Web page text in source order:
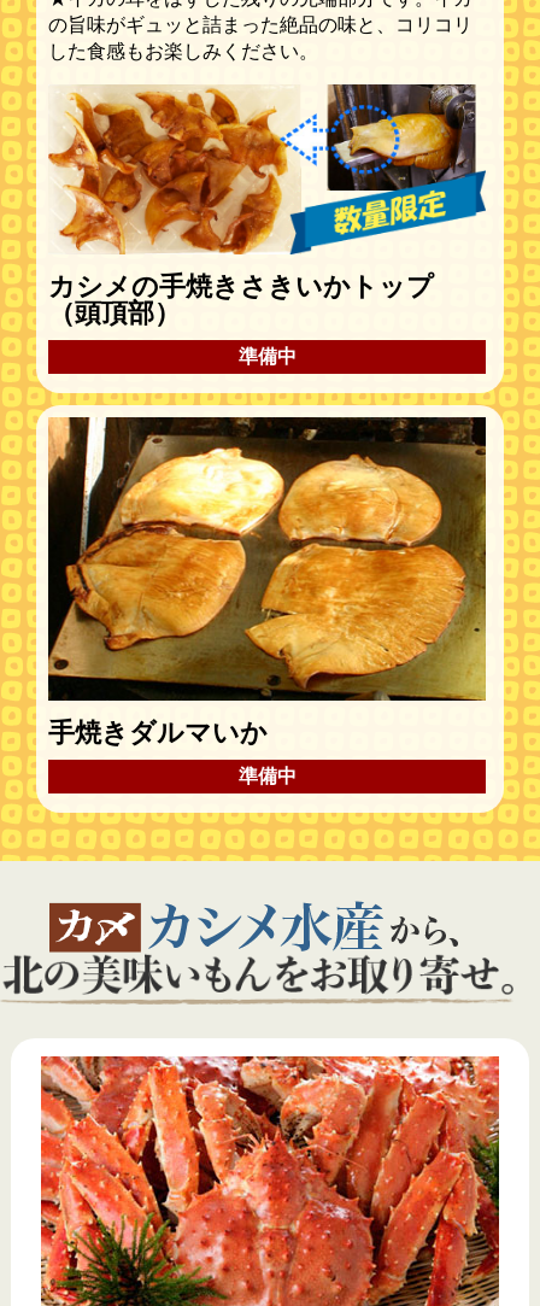
の旨味がギュッと詰まった絶品の味と、コリコリ
した食感もお楽しみください。
カシメの手焼きさきいかトップ
（頭頂部）
準備中
手焼きダルマいか
準備中
赤肉メロン果汁100％から作ったかき氷にカットメロンをサ
ンド。 メロン丸ごと、果実の甘味がギッシリ凝縮されたよ